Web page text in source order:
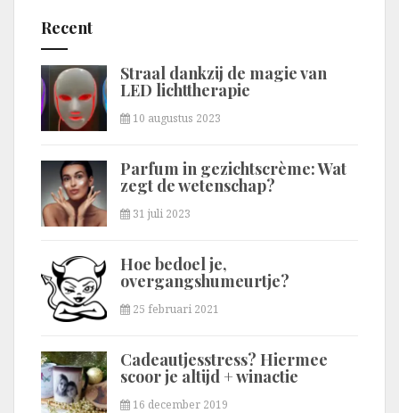
Recent
Straal dankzij de magie van
LED lichttherapie
10 augustus 2023
Parfum in gezichtscrème: Wat
zegt de wetenschap?
31 juli 2023
Hoe bedoel je,
overgangshumeurtje?
25 februari 2021
Cadeautjesstress? Hiermee
scoor je altijd + winactie
16 december 2019